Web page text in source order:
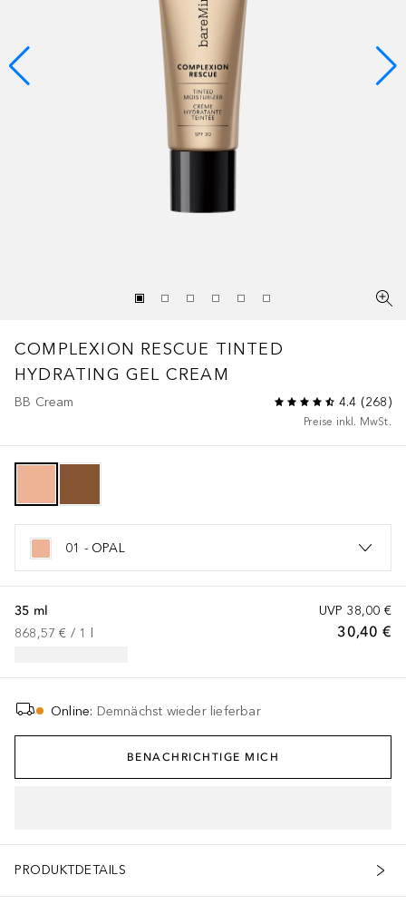
COMPLEXION RESCUE TINTED
HYDRATING GEL CREAM
BB Cream 4.4 (268)
Preise inkl. MwSt.
01 - OPAL
UVP 38,00 €
30,40 €
35 ml
868,57 € / 1
Online: Demnächst wieder lieferbar
BENACHRICHTIGE MICH
PRODUKTDETAILS